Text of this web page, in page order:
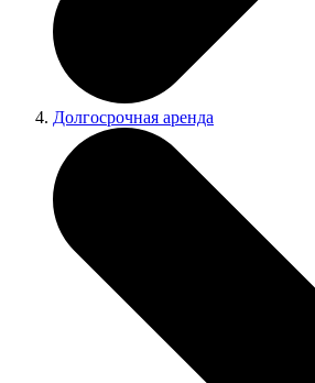
Долгосрочная аренда